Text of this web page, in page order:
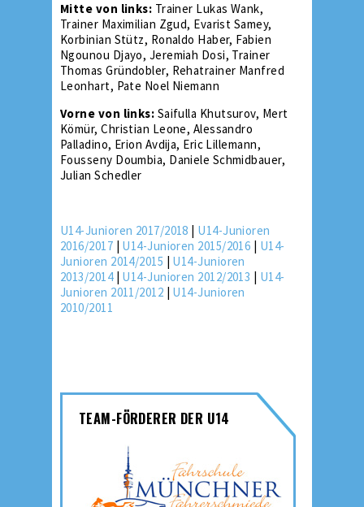
Mitte von links: Trainer Lukas Wank,
Trainer Maximilian Zgud, Evarist Samey,
Korbinian Stütz, Ronaldo Haber, Fabien
Ngounou Djayo, Jeremiah Dosi, Trainer
Thomas Gründobler, Rehatrainer Manfred
Leonhart, Pate Noel Niemann
Vorne von links: Saifulla Khutsurov, Mert
Kömür, Christian Leone, Alessandro
Palladino, Erion Avdija, Eric Lillemann,
Fousseny Doumbia, Daniele Schmidbauer,
Julian Schedler
U14-Junioren 2017/2018
U14-Junioren
2016/2017
U14-Junioren 2015/2016
U14-
Junioren 2014/2015
U14-Junioren
2013/2014| U14-Junioren 2012/2013
U14-
Junioren 2011/2012
U14-Junioren
2010/2011
TEAM-FÖRDERER DER U14